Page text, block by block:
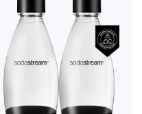
купил
что на 300 млн
на Нью-йоркской
клиентам более